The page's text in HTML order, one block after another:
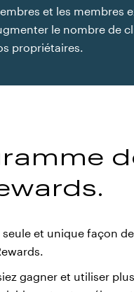
et les membres
le nombre de
propriétaires.
seule et unique façon de
gagner et utiliser